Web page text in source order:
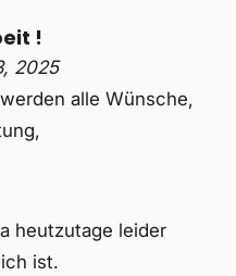
!
2025
alle Wünsche,
heutzutage leider
ist.